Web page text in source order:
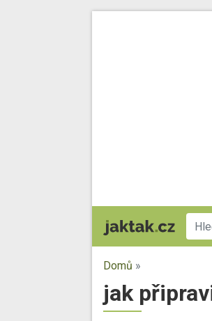
Domů »
jak